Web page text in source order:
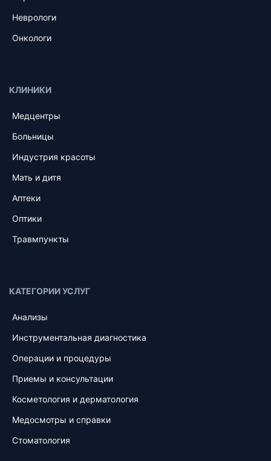
Неврологи
Онкологи
КЛИНИКИ
Медцентры
Больницы
Индустрия красоты
Мать и дитя
Аптеки
Оптики
Травмпункты
КАТЕГОРИИ УСЛУГ
Анализы
Инструментальная диагностика
Операции и процедуры
Приемы и консультации
Косметология и дерматология
Медосмотры и справки
Стоматология